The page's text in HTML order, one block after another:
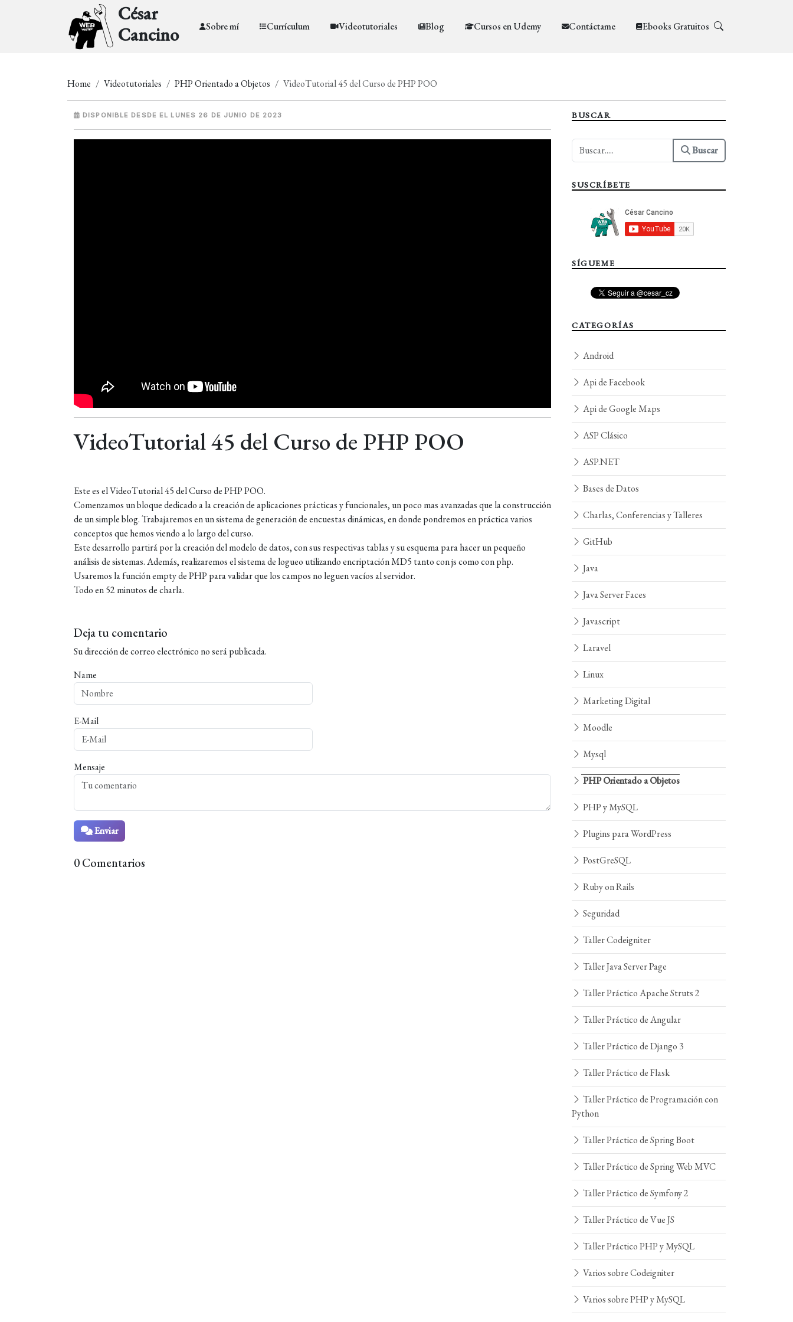
César
Cancino
Sobre mí Currículum Videotutoriales Blog Cursos en Udemy Contáctame Ebooks Gratuitos
Home Videotutoriales PHP Orientado a Objetos VideoTutorial 45 del Curso de PHP POO
DISPONIBLE DESDE EL LUNES 26 DE JUNIO DE 2023
VideoTutorial 45 del Curso de PHP POO
Este es el VideoTutorial 45 del Curso de PHP POO.
Comenzamos un bloque dedicado a la creación de aplicaciones prácticas y funcionales, un poco mas avanzadas que la construcción
de un simple blog. Trabajaremos en un sistema de generación de encuestas dinámicas, en donde pondremos en práctica varios
conceptos que hemos viendo a lo largo del curso.
Este desarrollo partirá por la creación del modelo de datos, con sus respectivas tablas y su esquema para hacer un pequeño
análisis de sistemas. Además, realizaremos el sistema de logueo utilizando encriptación MD5 tanto con js como con php.
Usaremos la función empty de PHP para validar que los campos no leguen vacíos al servidor.
Todo en 52 minutos de charla.
Deja tu comentario
Su dirección de correo electrónico no será publicada.
Name
E-Mail
Mensaje
Enviar
0 Comentarios
BUSCAR
Buscar
SUSCRÍBETE
SÍGUEME
CATEGORÍAS
Android
Api de Facebook
Api de Google Maps
ASP Clásico
ASP.NET
Bases de Datos
Charlas, Conferencias y Talleres
GitHub
Java
Java Server Faces
Javascript
Laravel
Linux
Marketing Digital
Moodle
Mysql
PHP Orientado a Objetos
PHP y MySQL
Plugins para WordPress
PostGreSQL
Ruby on Rails
Seguridad
Taller Codeigniter
Taller Java Server Page
Taller Práctico Apache Struts 2
Taller Práctico de Angular
Taller Práctico de Django 3
Taller Práctico de Flask
Taller Práctico de Programación con
Python
Taller Práctico de Spring Boot
Taller Práctico de Spring Web MVC
Taller Práctico de Symfony 2
Taller Práctico de Vue JS
Taller Práctico PHP y MySQL
Varios sobre Codeigniter
Varios sobre PHP y MySQL